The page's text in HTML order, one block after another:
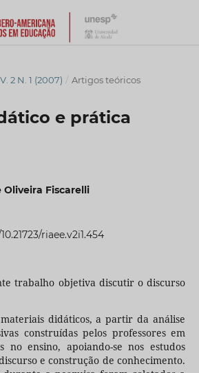
V. 2 N. 1 (2007) / Artigos teóricos
e prática
Oliveira Fiscarelli
riaee.v2i1.454
trabalho objetiva discutir o discurso
didáticos, a partir da análise
construídas pelos professores em
no ensino, apoiando-se nos estudos
e construção de conhecimento.